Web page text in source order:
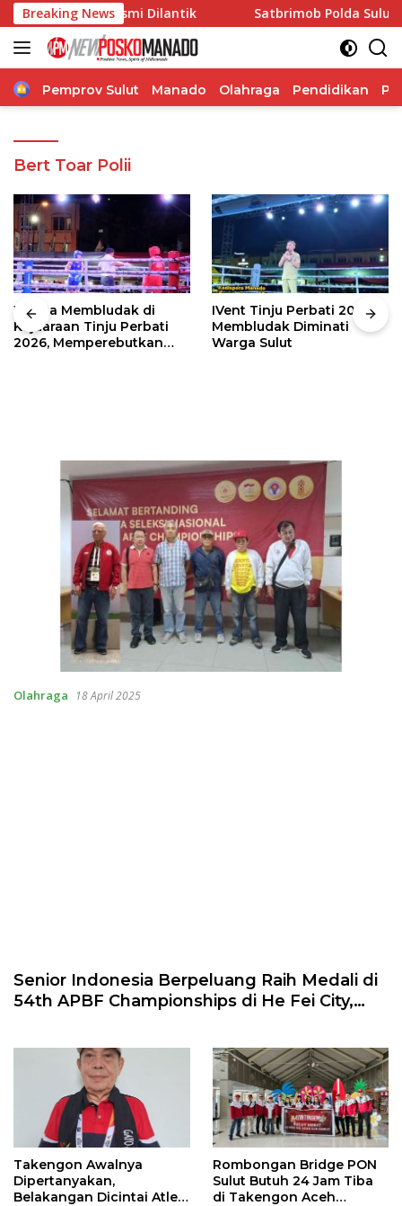
Langsung
ke
konten
Breaking News
di Sulut Resmi Dilantik Satbrimob Polda Sulut
Home
Pemprov Sulut Manado Olahraga Pendidikan
Bert Toar Polii
Warga Membludak di
Kejuaraan Tinju Perbati
2026, Memperebutkan
IVent Tinju Perbati 2026
Membludak Diminati
Warga Sulut
Olahraga 18 April 2025
Senior Indonesia Berpeluang Raih Medali di
54th APBF Championships di He Fei City,
Takengon Awalnya
Dipertanyakan,
Belakangan Dicintai Atlet
Rombongan Bridge PON
Sulut Butuh 24 Jam Tiba
di Takengon Aceh